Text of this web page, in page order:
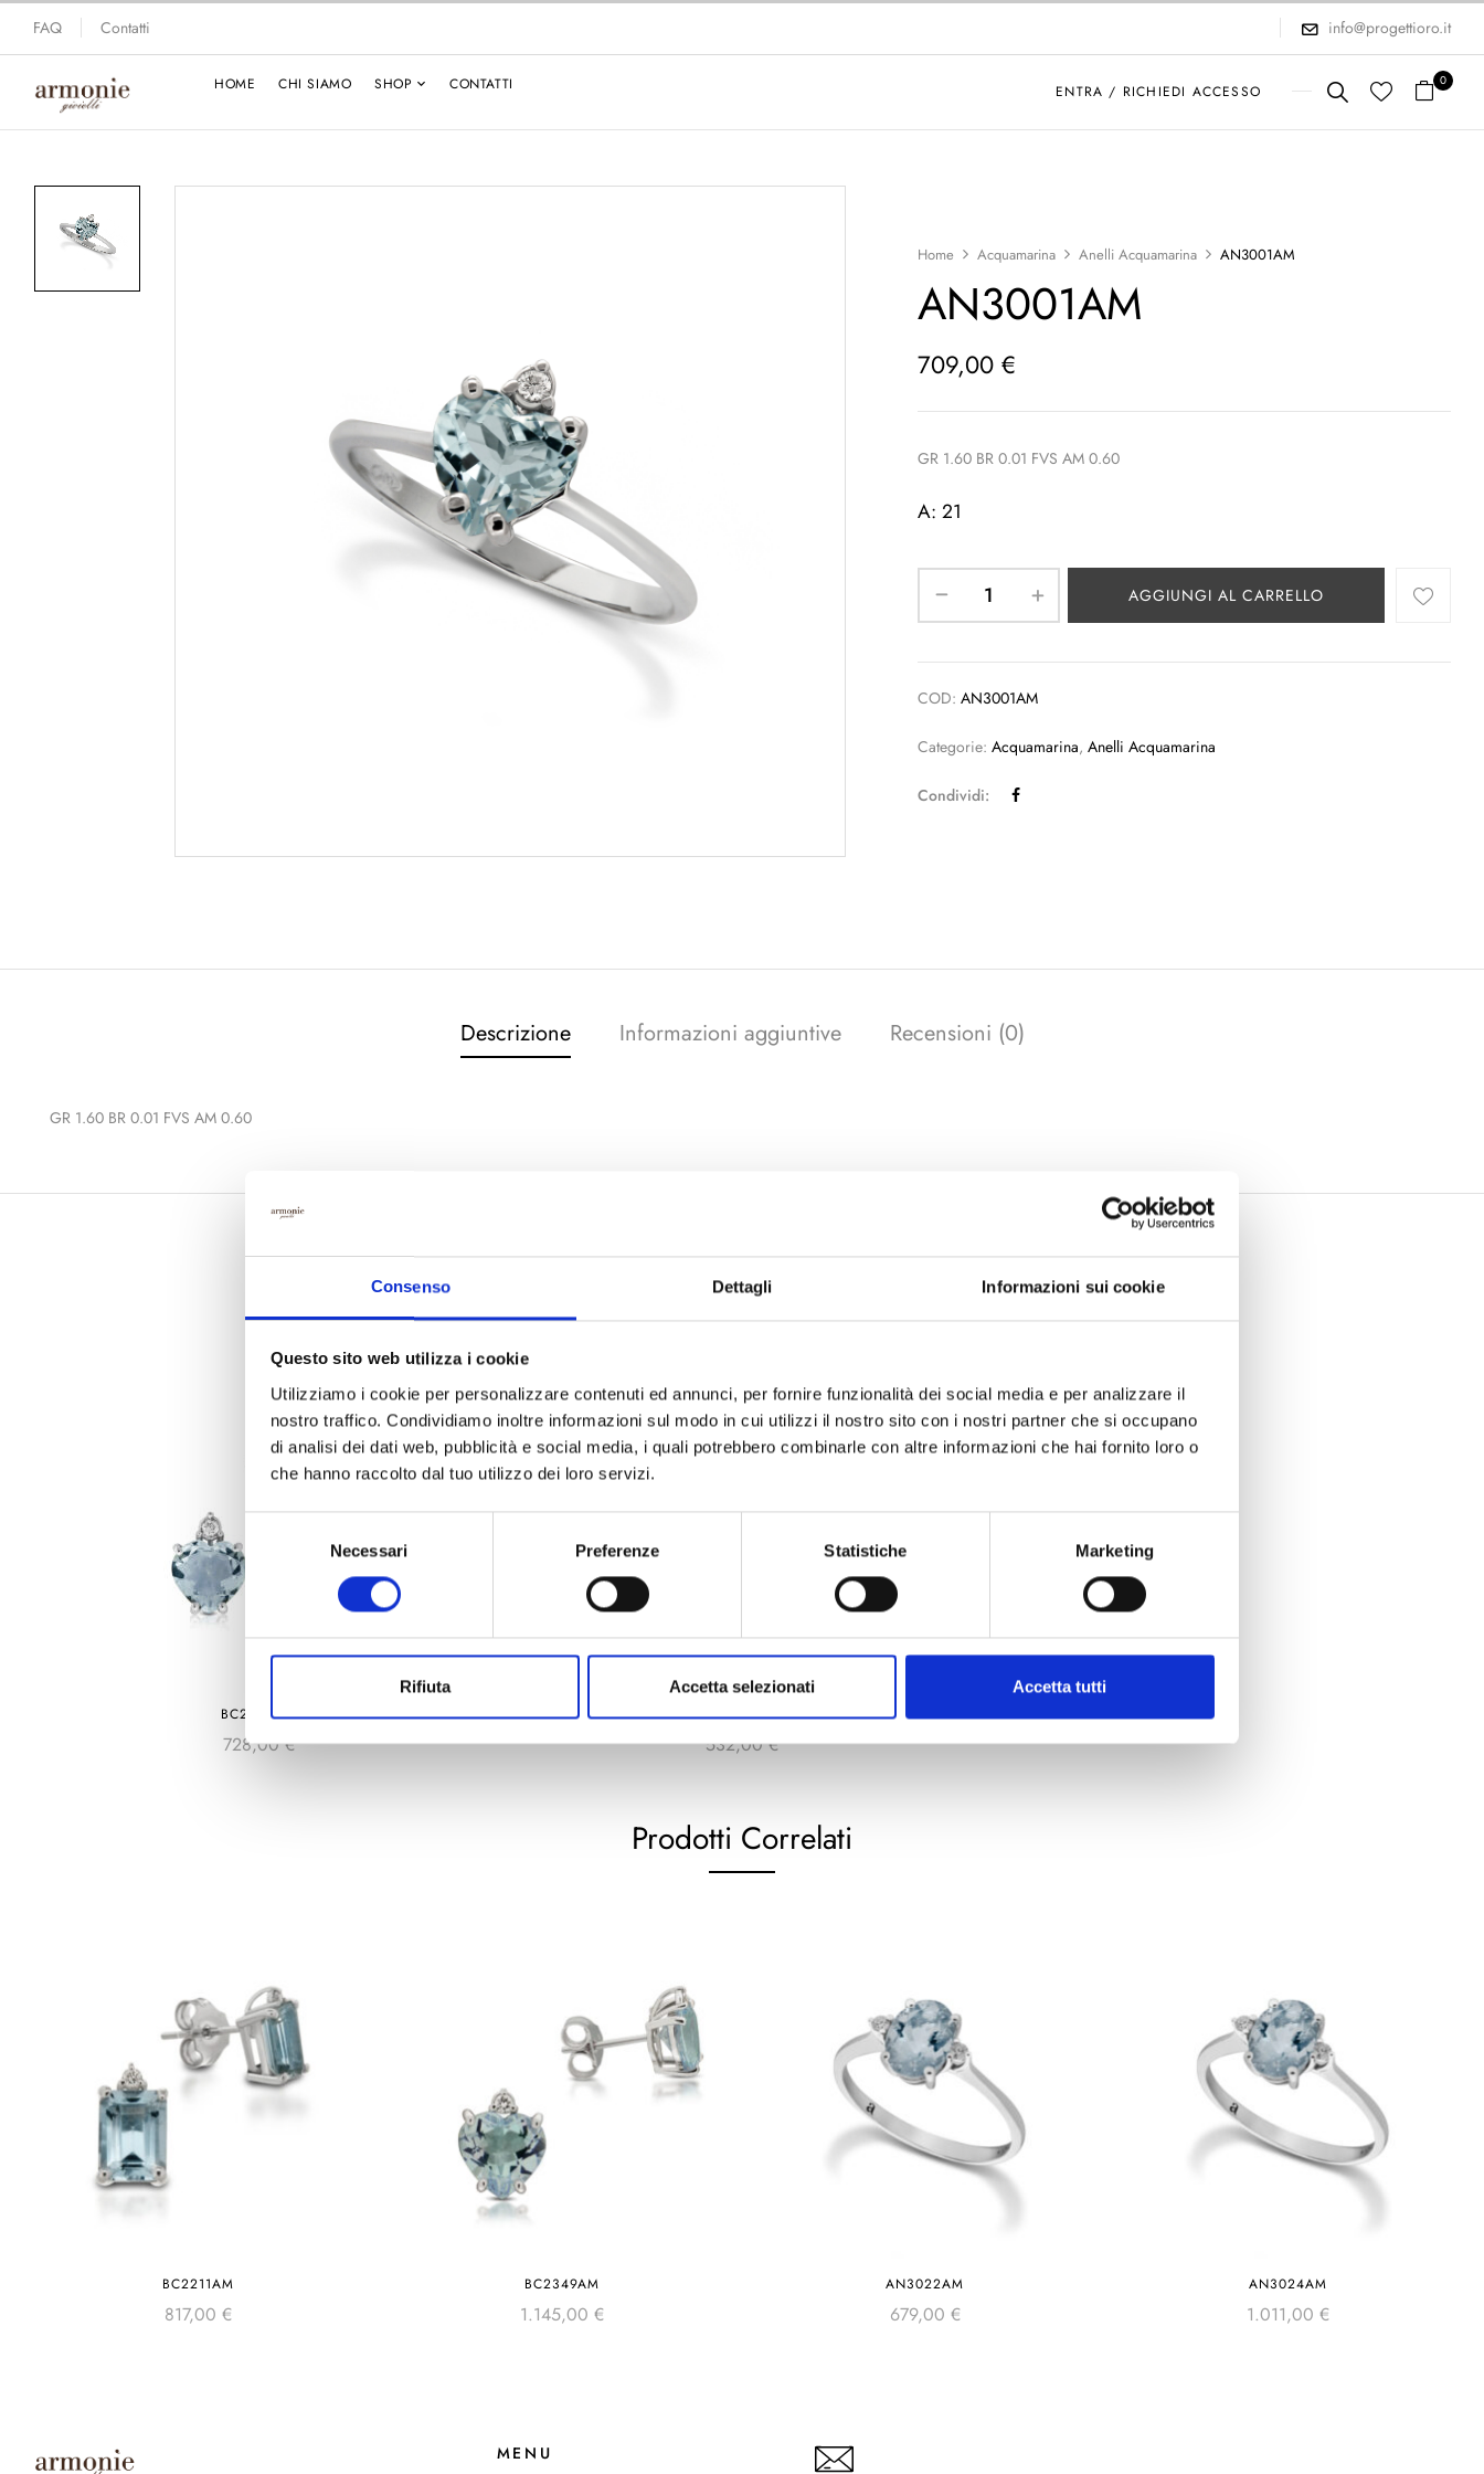
Consenso Dettagli Informazioni sui cookie
Questo sito web utilizza i cookie
Utilizziamo i cookie per personalizzare contenuti ed annunci, per fornire funzionalità dei social media e per analizzare il
nostro traffico. Condividiamo inoltre informazioni sul modo in cui utilizzi il nostro sito con i nostri partner che si occupano
di analisi dei dati web, pubblicità e social media, i quali potrebbero combinarle con altre informazioni che hai fornito loro o
che hanno raccolto dal tuo utilizzo dei loro servizi.
consenso
Necessari Preferenze Statistiche Marketing
Rifiuta Accetta selezionati Accetta tutti
FAQ Contatti info@progettioro.it
HOME CHI SIAMO SHOP CONTATTI ENTRA / RICHIEDI ACCESSO
0
Home Acquamarina Anelli Acquamarina AN3001AM
AN3001AM
709,00€
GR 1.60 BR 0.01 FVS AM 0.60
A: 21
AGGIUNGI AL CARRELLO
COD:AN3001AM
Categorie:Acquamarina,Anelli Acquamarina
Condividi:
Descrizione Informazioni aggiuntive Recensioni (0)
GR 1.60 BR 0.01 FVS AM 0.60
Potrebbe piacerti anche…
BC2424AM
728,00€
CL3068AM
532,00€
Prodotti Correlati
BC2211AM
817,00 €
BC2349AM
1.145,00 €
AN3022AM
679,00 €
AN3024AM
1.011,00 €
MENU